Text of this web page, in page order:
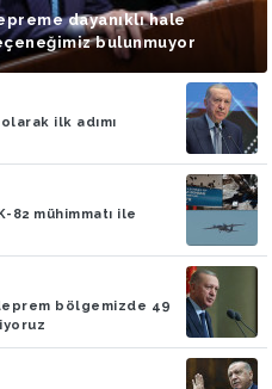
dayanıklı hale
bulunmuyor
ilk adımı
82 mühimmatı ile
bölgemizde 49